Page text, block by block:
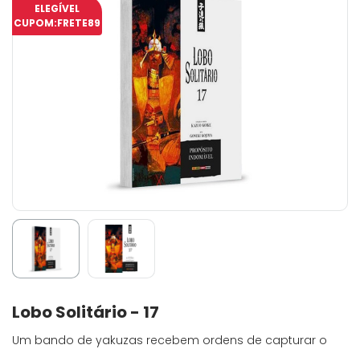
ELEGÍVEL
CUPOM:FRETE89
Lobo Solitário - 17
Um bando de yakuzas recebem ordens de capturar o